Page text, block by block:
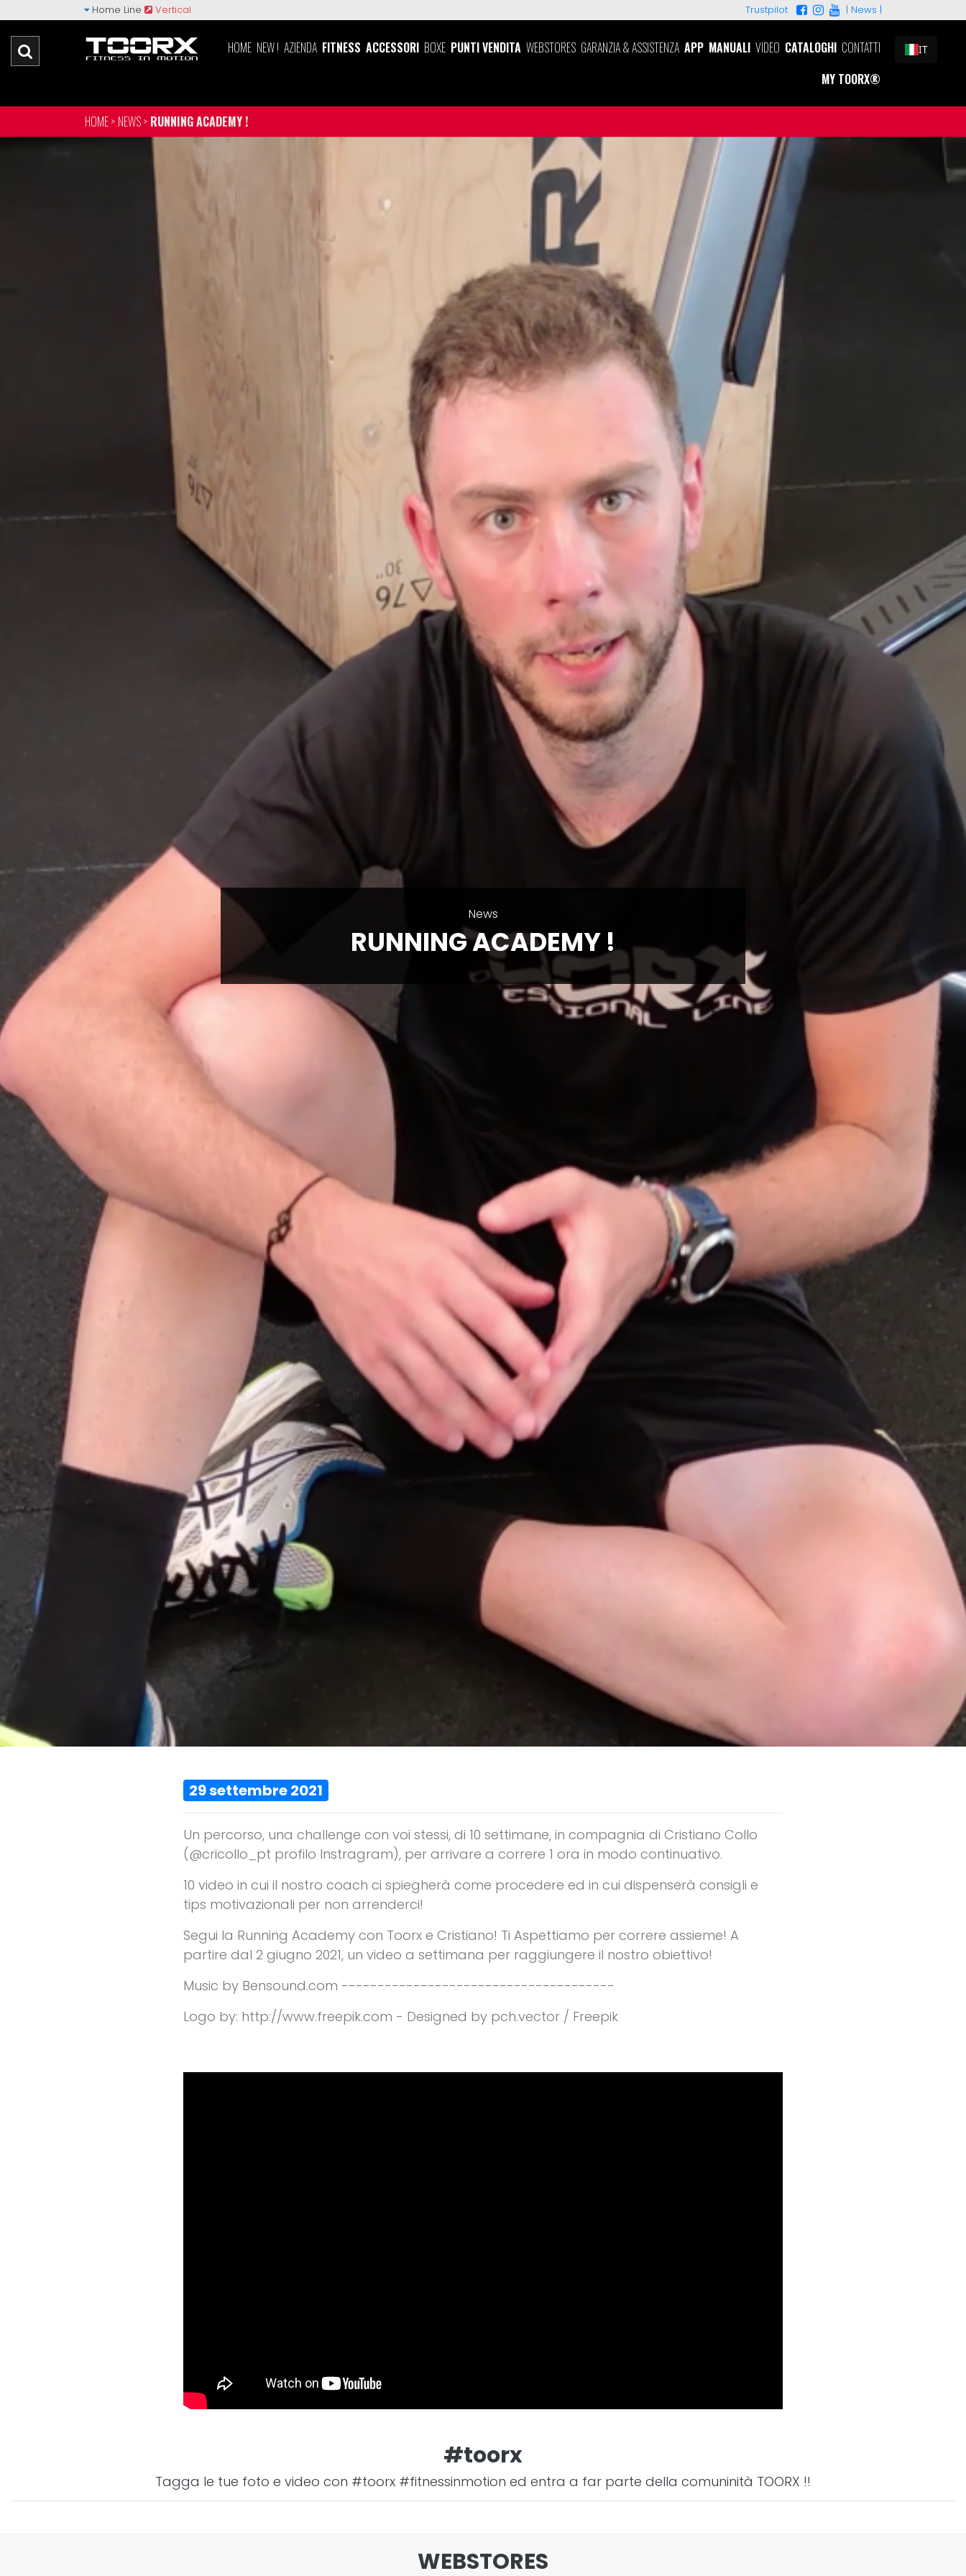
IT
Home Line Vertical Trustpilot | News |
HOME NEW ! AZIENDA FITNESS ACCESSORI BOXE PUNTI VENDITA WEBSTORES GARANZIA & ASSISTENZA APP MANUALI VIDEO CATALOGHI CONTATTI
MY TOORX®
HOME > NEWS > RUNNING ACADEMY !
News
RUNNING ACADEMY !
29 settembre 2021
Un percorso, una challenge con voi stessi, di 10 settimane, in compagnia di Cristiano Collo
(@cricollo_pt profilo Instragram), per arrivare a correre 1 ora in modo continuativo.
10 video in cui il nostro coach ci spiegherà come procedere ed in cui dispenserà consigli e
tips motivazionali per non arrenderci!
Segui la Running Academy con Toorx e Cristiano! Ti Aspettiamo per correre assieme! A
partire dal 2 giugno 2021, un video a settimana per raggiungere il nostro obiettivo!
Music by Bensound.com --------------------------------------
Logo by: http://www.freepik.com - Designed by pch.vector / Freepik
#toorx
Tagga le tue foto e video con #toorx #fitnessinmotion ed entra a far parte della comuninità TOORX !!
WEBSTORES